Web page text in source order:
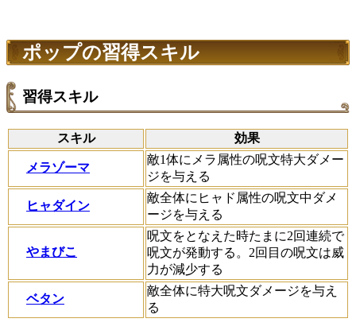
ポップの習得スキル
習得スキル
スキル 効果
メラゾーマ
敵1体にメラ属性の呪文特大ダメー
ジを与える
ヒャダイン
敵全体にヒャド属性の呪文中ダメ
ージを与える
やまびこ
呪文をとなえた時たまに2回連続で
呪文が発動する。2回目の呪文は威
力が減少する
ベタン
敵全体に特大呪文ダメージを与え
る